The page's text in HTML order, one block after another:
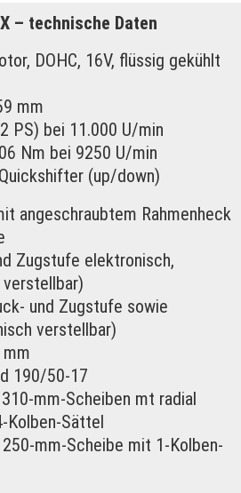
– technische Daten
DOHC, 16V, flüssig gekühlt
mm
PS) bei 11.000 U/min
Nm bei 9250 U/min
(up/down)
angeschraubtem Rahmenheck
Zugstufe elektronisch,
verstellbar)
und Zugstufe sowie
verstellbar)
190/50-17
mm-Scheiben mt radial
Kolben-Sättel
mm-Scheibe mit 1-Kolben-